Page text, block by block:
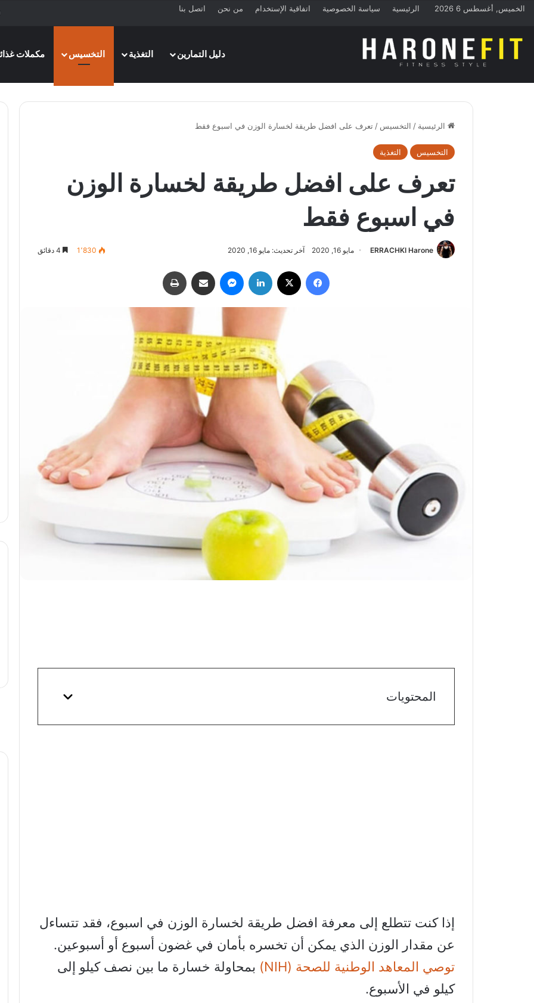
الخميس, أغسطس 6 2026 الرئيسية سياسة الخصوصية اتفاقية الإستخدام من نحن اتصل بنا
دليل التمارين
التغذية التخسيس مكملات
الرئيسية / التخسيس / تعرف على افضل طريقة لخسارة الوزن في اسبوع فقط
التخسيس التغذية
تعرف على افضل طريقة لخسارة الوزن
في اسبوع فقط
ERRACHKI Harone مايو 16, 2020 آخر تحديث: مايو 16, 2020 1٬830
فيسبوك لينكدإن ماسنجر مشاركة عبر البريد
المحتويات
إذا كنت تتطلع إلى معرفة افضل طريقة لخسارة الوزن في اسبوع، فقد تتساءل
عن مقدار الوزن الذي يمكن أن تخسره بأمان في غضون أسبوع أو أسبوعين.
توصي المعاهد الوطنية للصحة (NIH)
بمحاولة خسارة ما بين نصف كيلو إلى
كيلو في الأسبوع.